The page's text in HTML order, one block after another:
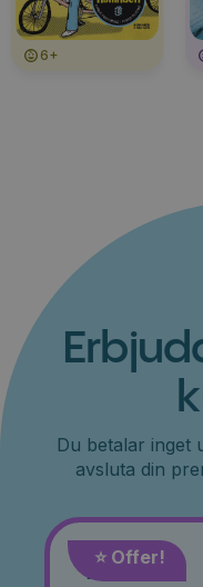
6+
Du betalar inget
avsluta din
⭐️ Offer!
Månad